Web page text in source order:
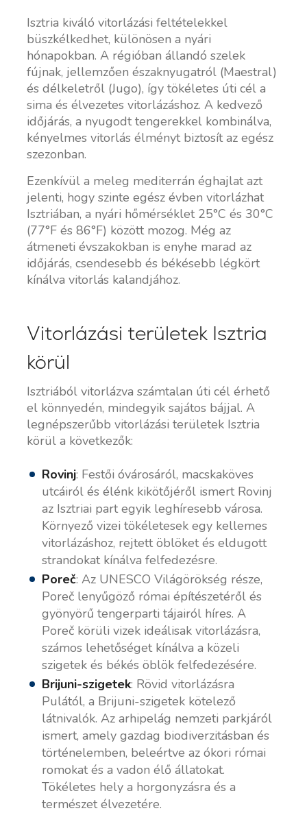
Isztria kiváló vitorlázási feltételekkel
büszkélkedhet, különösen a nyári
hónapokban. A régióban állandó szelek
fújnak, jellemzően északnyugatról (Maestral)
és délkeletről (Jugo), így tökéletes úti cél a
sima és élvezetes vitorlázáshoz. A kedvező
időjárás, a nyugodt tengerekkel kombinálva,
kényelmes vitorlás élményt biztosít az egész
szezonban.
Ezenkívül a meleg mediterrán éghajlat azt
jelenti, hogy szinte egész évben vitorlázhat
Isztriában, a nyári hőmérséklet 25°C és 30°C
(77°F és 86°F) között mozog. Még az
átmeneti évszakokban is enyhe marad az
időjárás, csendesebb és békésebb légkört
kínálva vitorlás kalandjához.
Vitorlázási területek Isztria
körül
Isztriából vitorlázva számtalan úti cél érhető
el könnyedén, mindegyik sajátos bájjal. A
legnépszerűbb vitorlázási területek Isztria
körül a következők:
Rovinj: Festői óvárosáról, macskaköves
utcáiról és élénk kikötőjéről ismert Rovinj
az Isztriai part egyik leghíresebb városa.
Környező vizei tökéletesek egy kellemes
vitorlázáshoz, rejtett öblöket és eldugott
strandokat kínálva felfedezésre.
Poreč: Az UNESCO Világörökség része,
Poreč lenyűgöző római építészetéről és
gyönyörű tengerparti tájairól híres. A
Poreč körüli vizek ideálisak vitorlázásra,
számos lehetőséget kínálva a közeli
szigetek és békés öblök felfedezésére.
Brijuni-szigetek: Rövid vitorlázásra
Pulától, a Brijuni-szigetek kötelező
látnivalók. Az arhipelág nemzeti parkjáról
ismert, amely gazdag biodiverzitásban és
történelemben, beleértve az ókori római
romokat és a vadon élő állatokat.
Tökéletes hely a horgonyzásra és a
természet élvezetére.